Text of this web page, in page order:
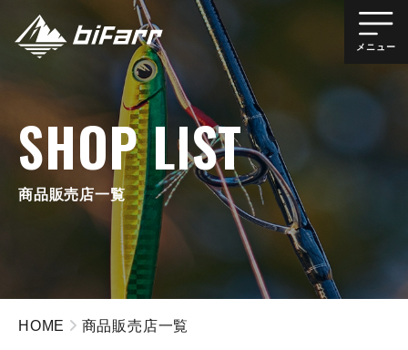
メニュー
SHOP LIST
商品販売店一覧
HOME 商品販売店一覧